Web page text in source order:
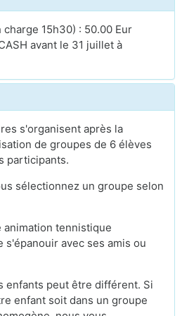
charge 15h30) : 50.00 Eur
avant le 31 juillet à
s'organisent après la
de groupes de 6 élèves
participants.
sélectionnez un groupe selon
animation tennistique
s'épanouir avec ses amis ou
enfants peut être différent. Si
enfant soit dans un groupe